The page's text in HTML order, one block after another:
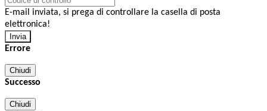
E-mail inviata, si prega di controllare la casella di posta
elettronica!
Errore
Chiudi
Successo
Chiudi